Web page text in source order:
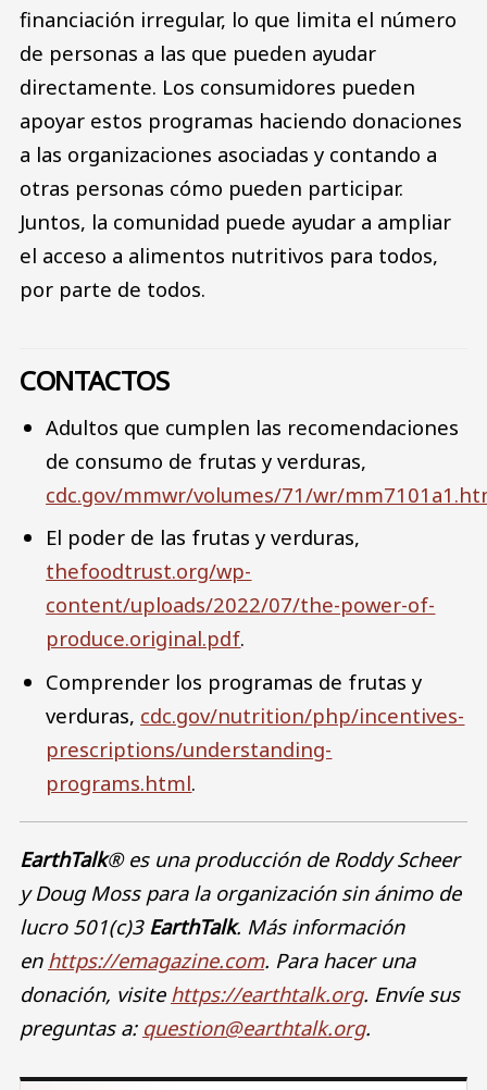
financiación irregular, lo que limita el número
de personas a las que pueden ayudar
directamente. Los consumidores pueden
apoyar estos programas haciendo donaciones
a las organizaciones asociadas y contando a
otras personas cómo pueden participar.
Juntos, la comunidad puede ayudar a ampliar
el acceso a alimentos nutritivos para todos,
por parte de todos.
CONTACTOS
Adultos que cumplen las recomendaciones
de consumo de frutas y verduras,
cdc.gov/mmwr/volumes/71/wr/
El poder de las frutas y verduras,
thefoodtrust.org/wp-
content/uploads/2022/07/the-power-of-
produce.original.pdf.
Comprender los programas de frutas y
verduras, cdc.gov/nutrition/php/incentives-
prescriptions/understanding-
programs.html.
EarthTalk® es una producción de Roddy Scheer
y Doug Moss para la organización sin ánimo de
lucro 501(c)3 EarthTalk. Más información
en https://emagazine.com. Para hacer una
donación, visite https://earthtalk.org. Envíe sus
preguntas a: question@earthtalk.org.